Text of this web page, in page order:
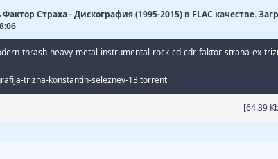
Фактор Страха - Дискография (1995-2015) в FLAC качестве.
thrash-heavy-metal-instrumental-rock-cd-cdr-faktor-straha-ex-
trizna-konstantin-seleznev-13.torrent
[64.39